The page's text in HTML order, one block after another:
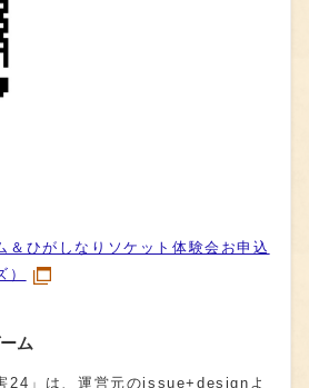
＆ひがしなりソケット体験会お申込
ム
24」は、運営元のissue+designよ